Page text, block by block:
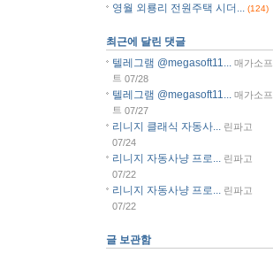
영월 외룡리 전원주택 시더... (124)
최근에 달린 댓글
텔레그램 @megasoft11...
매가소프
트 07/28
텔레그램 @megasoft11... 매가소프
트 07/27
리니지 클래식 자동사...
린파고
07/24
리니지 자동사냥 프로...
린파고
07/22
리니지 자동사냥 프로...
린파고
07/22
글 보관함